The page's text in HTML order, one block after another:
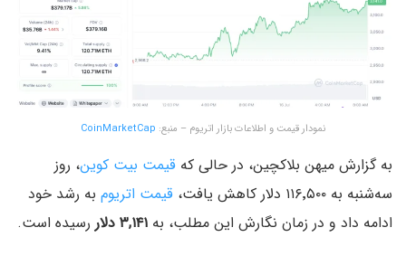
نمودار قیمت و اطلاعات بازار اتریوم – منبع: CoinMarketCap
به گزارش میهن بلاکچین، در حالی که قیمت بیت‌ کوین، روز
سه‌شنبه به ۱۱۶٬۵۰۰ دلار کاهش یافت،
قیمت اتریوم به رشد خود
ادامه داد و در زمان نگارش این مطلب، به ۳,۱۴۱ دلار رسیده است.